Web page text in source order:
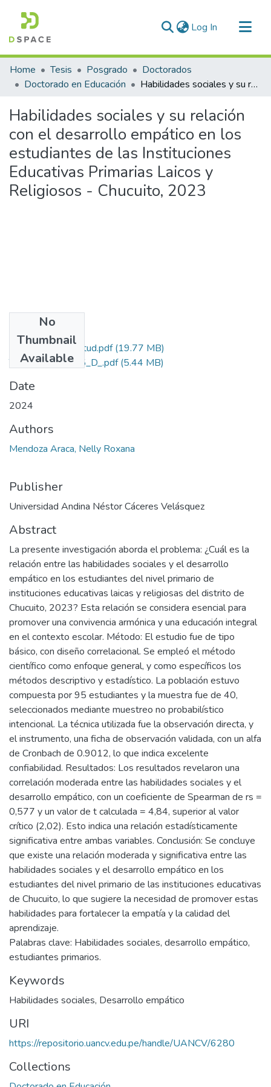
Log In (current)
Communities & Collections
All of DSpace
Home Tesis Posgrado
Doctorados
Doctorado en Educación
Habilidades sociales y su relación con el desarrollo empático en los estudiantes de las Instituciones Educativas Primarias Laicos y Religiosos - Chucuito, 2023
Habilidades sociales y su relación
con el desarrollo empático en los
estudiantes de las Instituciones
Educativas Primarias Laicos y
Religiosos - Chucuito, 2023
No
Thumbnail
Available
Grado de Similitud.pdf(19.77 MB)
T036_42866955_D_.pdf(5.44 MB)
Date
2024
Authors
Mendoza Araca, Nelly Roxana
Publisher
Universidad Andina Néstor Cáceres Velásquez
Abstract
La presente investigación aborda el problema: ¿Cuál es la
relación entre las habilidades sociales y el desarrollo
empático en los estudiantes del nivel primario de
instituciones educativas laicas y religiosas del distrito de
Chucuito, 2023? Esta relación se considera esencial para
promover una convivencia armónica y una educación integral
en el contexto escolar. Método: El estudio fue de tipo
básico, con diseño correlacional. Se empleó el método
científico como enfoque general, y como específicos los
métodos descriptivo y estadístico. La población estuvo
compuesta por 95 estudiantes y la muestra fue de 40,
seleccionados mediante muestreo no probabilístico
intencional. La técnica utilizada fue la observación directa, y
el instrumento, una ficha de observación validada, con un alfa
de Cronbach de 0.9012, lo que indica excelente
confiabilidad. Resultados: Los resultados revelaron una
correlación moderada entre las habilidades sociales y el
desarrollo empático, con un coeficiente de Spearman de rs =
0,577 y un valor de t calculada = 4,84, superior al valor
crítico (2,02). Esto indica una relación estadísticamente
significativa entre ambas variables. Conclusión: Se concluye
que existe una relación moderada y significativa entre las
habilidades sociales y el desarrollo empático en los
estudiantes del nivel primario de las instituciones educativas
de Chucuito, lo que sugiere la necesidad de promover estas
habilidades para fortalecer la empatía y la calidad del
aprendizaje.
Palabras clave: Habilidades sociales, desarrollo empático,
estudiantes primarios.
Keywords
Habilidades sociales, Desarrollo empático
URI
https://repositorio.uancv.edu.pe/handle/UANCV/6280
Collections